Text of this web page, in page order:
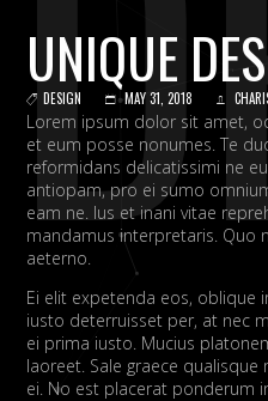
UNIQUE
DESIGN MAY 31, 2018
Lorem ipsum dolor sit amet,
et eum posse nonumes. Te
reformidans delicatissimi ne
antiopam, pro ei sumo
eam ne. Ius et inani vitae
mandamus interpretaris. Quo
aeterno.
Ei elit expetenda eos, oblique
iusto deterruisset per, at nec
ei prima iusto. Mucius
laoreet. Sale graece
ei. No est placerat ponderum